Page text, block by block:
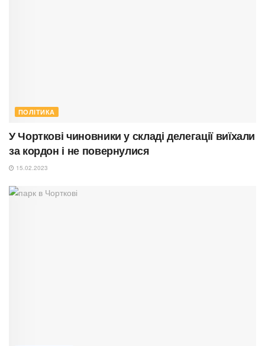
ПОЛІТИКА
У Чорткові чиновники у складі делегації виїхали
за кордон і не повернулися
15.02.2023